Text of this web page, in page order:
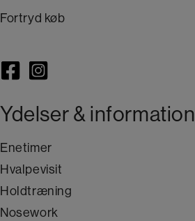
Fortryd køb
Ydelser & information
Enetimer
Hvalpevisit
Holdtræning
Nosework